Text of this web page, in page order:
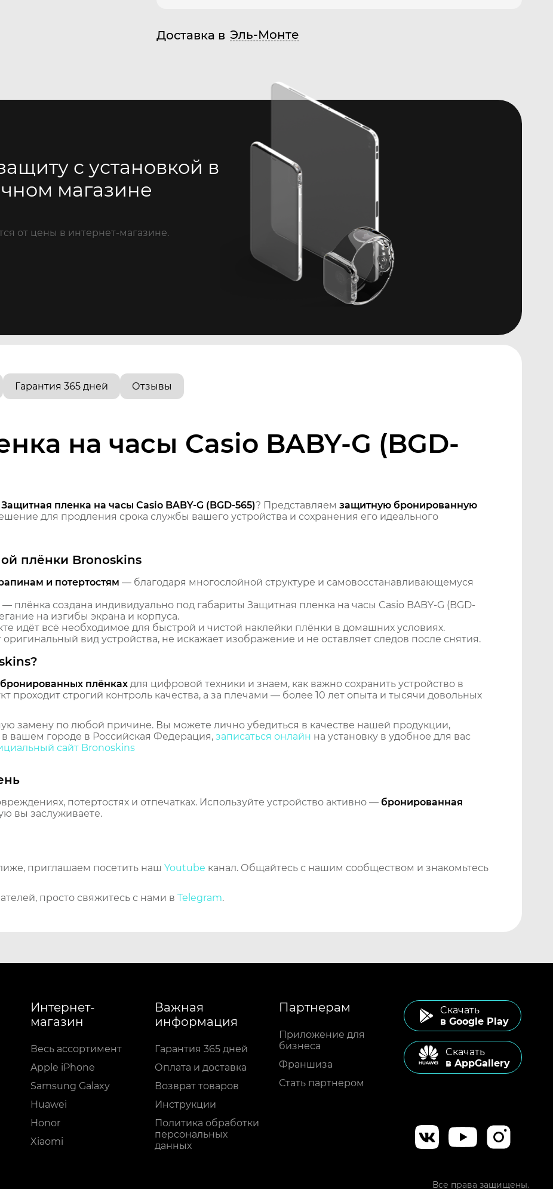
Доставка в Эль-Монте
с установкой в
магазине
от цены в интернет-магазине.
Гарантия 365 дней Отзывы
на часы Casio BABY-G (BGD-
Защитная пленка на часы Casio BABY-G (BGD-565)? Представляем защитную бронированную
для продления срока службы вашего устройства и сохранения его идеального
плёнки Bronoskins
и потертостям — благодаря многослойной структуре и самовосстанавливающемуся
— плёнка создана индивидуально под габариты Защитная пленка на часы Casio BABY-G (BGD-
на изгибы экрана и корпуса.
идёт всё необходимое для быстрой и чистой наклейки плёнки в домашних условиях.
вид устройства, не искажает изображение и не оставляет следов после снятия.
плёнках для цифровой техники и знаем, как важно сохранить устройство в
проходит строгий контроль качества, а за плечами — более 10 лет опыта и тысячи довольных
замену по любой причине. Вы можете лично убедиться в качестве нашей продукции,
в вашем городе в Российская Федерация, записаться онлайн на установку в удобное для вас
сайт Bronoskins
потертостях и отпечатках. Используйте устройство активно — бронированная
вы заслуживаете.
приглашаем посетить наш Youtube канал. Общайтесь с нашим сообществом и знакомьтесь
просто свяжитесь с нами в Telegram.
Интернет-
магазин
Весь ассортимент
Apple iPhone
Samsung Galaxy
Huawei
Honor
Xiaomi
Важная
информация
Гарантия 365 дней
Оплата и доставка
Возврат товаров
Инструкции
Политика обработки
персональных
данных
Партнерам
Приложение для
бизнеса
Франшиза
Стать партнером
Cкачать
в Google Play
Cкачать
в AppGallery
Все права защищены.